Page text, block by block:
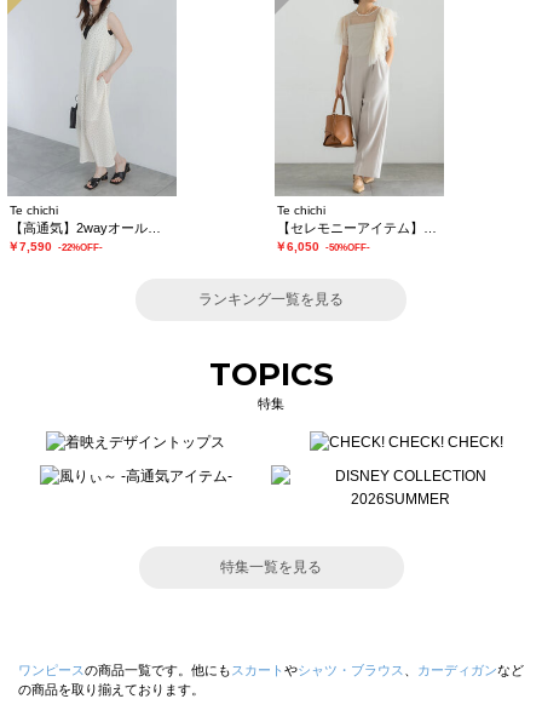
Te chichi
￥7,590 -22%OFF-
Te chichi
￥6,050 -50%OFF-
ランキング一覧を見る
TOPICS
特集
特集一覧を見る
ワンピースの商品一覧です。他にも スカート やシャツ・ブラウス カーディガンなど
の商品を取り揃えております。